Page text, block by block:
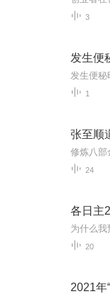
3
发生便
1
张至顺
24
各日主
20
2021